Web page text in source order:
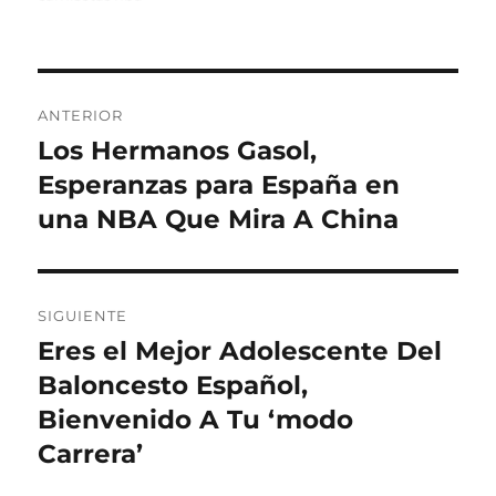
de
entradas
ANTERIOR
Entrada
anterior:
Los Hermanos Gasol,
Esperanzas para España en
una NBA Que Mira A China
SIGUIENTE
Entrada
siguiente:
Eres el Mejor Adolescente Del
Baloncesto Español,
Bienvenido A Tu ‘modo
Carrera’